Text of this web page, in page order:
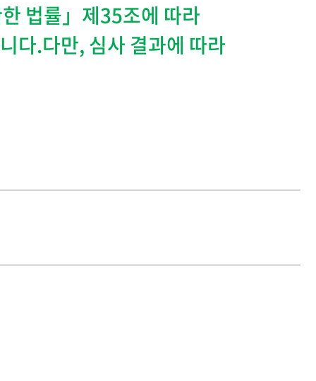
지 신청법률」제35조에 따라
다.다만, 심사 결과에 따라